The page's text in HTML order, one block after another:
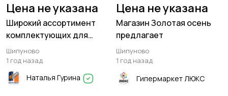
Цена не указана
Широкий ассортимент
комплектующих для
доильных аппаратов в
Шипуново
Шипуново
1 год назад
Наталья Гурина
Цена не указана
Магазин Золотая осень
предлагает
Шипуново
1 год назад
Гипермаркет ЛЮКС